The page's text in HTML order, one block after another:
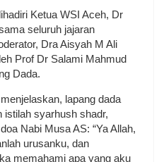
Ketua WSI Aceh, Dr
seluruh jajaran
Dra Aisyah M Ali
Prof Dr Salami Mahmud
Dada.
lapang dada
istilah syarhush shadr,
Nabi Musa AS: “Ya Allah,
urusanku, dan
memahami apa yang aku